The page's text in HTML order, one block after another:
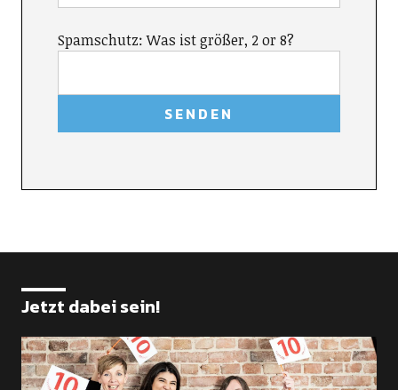
Spamschutz: Was ist größer, 2 or 8?
Jetzt dabei sein!